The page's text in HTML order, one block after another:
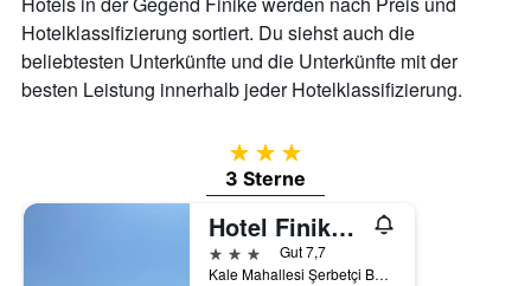
Hotelklassifizierung sortiert. Du siehst auch die
beliebtesten Unterkünfte und die Unterkünfte mit der
besten Leistung innerhalb jeder Hotelklassifizierung.
3 Sterne
3 Sterne
Hotel Finike Marina
3 Sterne
Gut 7,7
Kale Mahallesi Şerbetçi Bulvarı no:50 Liman Girişi Finike, Finike, Türkei